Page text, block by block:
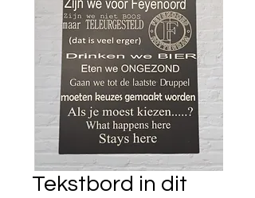
Tekstbord in dit